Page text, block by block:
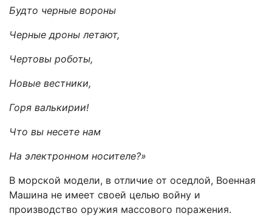
Будто черные вороны
Черные дроны летают,
Чертовы роботы,
Новые вестники,
Горя валькирии!
Что вы несете нам
На электронном носителе?»
В морской модели, в отличие от оседлой, Военная
Машина не имеет своей целью войну и
производство оружия массового поражения.